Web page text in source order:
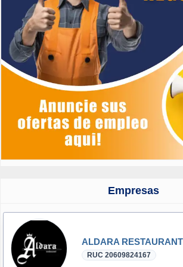
Empresas
RUC 20609824167